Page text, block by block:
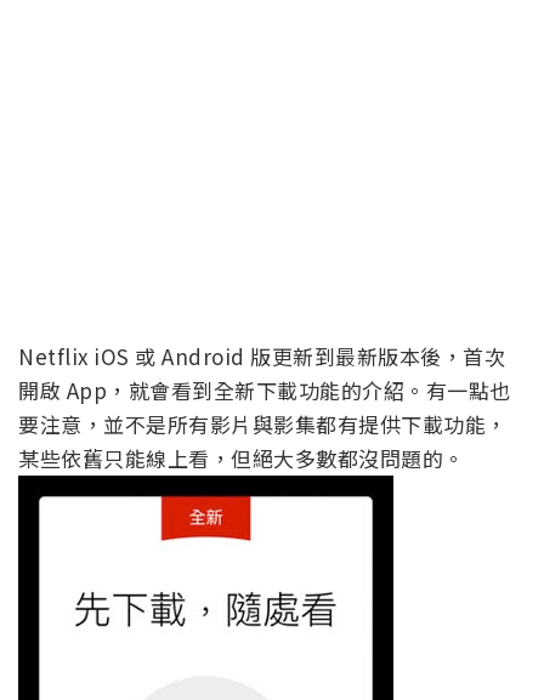
Netflix iOS 或 Android 版更新到最新版本後，首次
開啟 App，就會看到全新下載功能的介紹。有一點也
要注意，並不是所有影片與影集都有提供下載功能，
某些依舊只能線上看，但絕大多數都沒問題的。